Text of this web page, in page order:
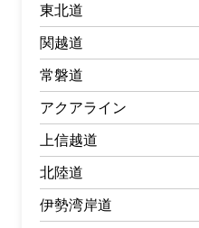
東北道
関越道
常磐道
アクアライン
上信越道
北陸道
伊勢湾岸道